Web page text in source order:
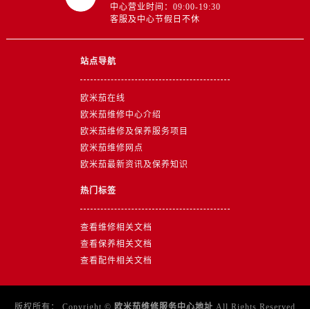
中心营业时间：09:00-19:30
客服及中心节假日不休
站点导航
欧米茄在线
欧米茄维修中心介绍
欧米茄维修及保养服务项目
欧米茄维修网点
欧米茄最新资讯及保养知识
热门标签
查看维修相关文档
查看保养相关文档
查看配件相关文档
版权所有： Copyright © 欧米茄维修服务中心地址 All Rights Reserved